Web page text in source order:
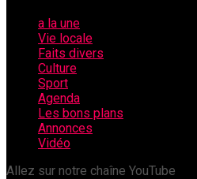
a la une
Vie locale
Faits divers
Culture
Sport
Agenda
Les bons plans
Annonces
Vidéo
Allez sur notre chaîne YouTube